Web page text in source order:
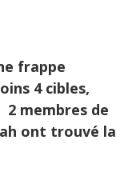
frappe
4 cibles,
membres de
ont trouvé la